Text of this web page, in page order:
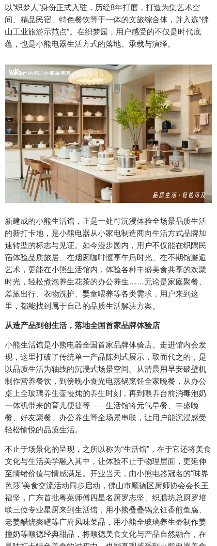
以“织梦人”身份正式入驻，历经8年打磨，打造为集艺术空
间、精品民宿、特色餐饮等于一体的文旅综合体，并入选“佛
山工业旅游示范点”。在织梦园，用户感受的不仅是时代底
蕴，也是小熊电器生活方式的落地、承载与演绎。
新建成的小熊生活馆，正是一处可沉浸体验全场景品质生活
的新打卡地，是小熊电器从小家电制造商向生活方式品牌加
速转型的标志与见证。如今漫步园内，用户不仅能在织隅民
宿体验品质旅居、在烟囱咖啡惬享午后时光、在不期馆邂逅
艺术，更能在小熊生活馆内，体验各种丰盛美食共享的欢聚
时光，轻松煮泡养生花茶的办公养生……无论是家庭聚餐、
差旅出行、衣物洗护、婴童喂养等各类需求，用户来到这
里，都能找到属于自己的品质生活解决方案。
从造产品到创生活，落地全国首家品牌体验店
小熊生活馆是小熊电器全国首家品牌体验店。走进馆内会发
现，这里打破了传统单一产品陈列式展示，取而代之的，是
以品质生活为轴线的沉浸式场景空间。从清晨用早安破壁机
制作营养餐饮，到傍晚小食光电蒸锅烹饪全家晚餐，从办公
桌上全玻璃养生壶慢炖的养生时刻，再到喂养台前消毒泡奶
一体机带来的育儿便捷等——生活馆将元气早餐、丰盛晚
餐、好友聚餐、办公养生等全场景串联，让用户能沉浸感受
轻松愉悦的品质生活。
不止于场景化的呈现，之所以称为“生活馆”，在于它还将美食
文化与生活美学融入其中，让体验不止于物理层面，更延伸
至情绪价值与情感满足。开业当天，由小熊电器冠名的“味界
芭莎”美食交流活动同步启动，佛山市顺德区厨师协会会长王
福坚，广东首批粤菜师傅四星名厨罗志坚、织膳坊总厨罗培
联三位专业星厨来到生活馆，用小熊叠叠锅烹饪香煎鱼腐、
老姜醋烧爽鳝等广府风味菜品，用小熊全玻璃养生壶制作姜
撞奶等顺德经典甜品，将顺德美食文化与产品自然融合，在